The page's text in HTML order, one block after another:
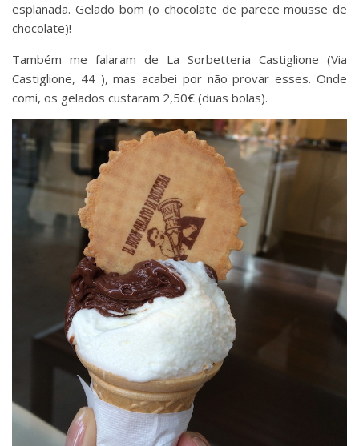
esplanada. Gelado bom (o chocolate de parece mousse de
chocolate)!
Também me falaram de La Sorbetteria Castiglione (Via
Castiglione, 44 ), mas acabei por não provar esses. Onde
comi, os gelados custaram 2,50€ (duas bolas).